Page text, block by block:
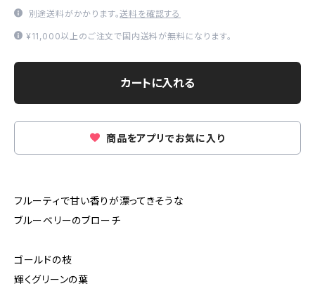
別途送料がかかります。送料を確認する
¥11,000以上のご注文で国内送料が無料になります。
カートに入れる
商品をアプリでお気に入り
フルーティで甘い香りが漂ってきそうな
ブルーベリーのブローチ
ゴールドの枝
輝くグリーンの葉